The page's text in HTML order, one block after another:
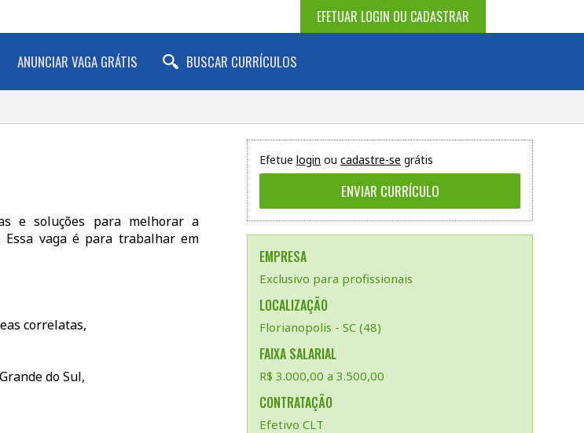
EFETUAR LOGIN OU CADASTRAR
ANUNCIAR VAGA GRÁTIS BUSCAR CURRÍCULOS
Efetue login ou cadastre-se grátis
EMPRESA
Exclusivo para profissionais
LOCALIZAÇÃO
Florianopolis - SC (48)
FAIXA SALARIAL
R$ 3.000,00 a 3.500,00
CONTRATAÇÃO
Efetivo CLT
e soluções para melhorar a
Essa vaga é para trabalhar em
correlatas,
do Sul,